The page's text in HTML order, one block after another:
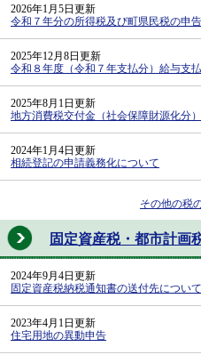
2026年1月5日更新
令和７年分の所得税及び町県民税の申
2025年12月8日更新
令和８年度（令和７年支払分）給与支
2025年8月1日更新
地方消費税交付金（社会保障財源化分
2024年1月4日更新
相続登記の申請義務化について
その他の税
固定資産税・都市計画
2024年9月4日更新
固定資産税納税通知書の送付先について
2023年4月1日更新
住宅用地の異動申告